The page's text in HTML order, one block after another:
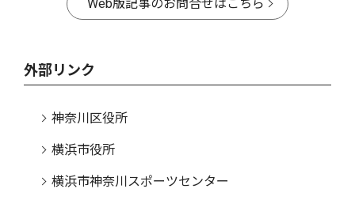
Web版記事のお問合せはこちら
外部リンク
神奈川区役所
横浜市役所
横浜市神奈川スポーツセンター